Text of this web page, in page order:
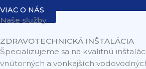
VIAC O NÁS
Naše služby
ZDRAVOTECHNICKÁ INŠTALÁCIA
Špecializujeme sa na kvalitnú
vnútorných a vonkajších